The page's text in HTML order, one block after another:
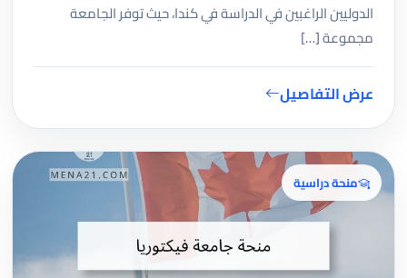
الدوليين الراغبين في الدراسة في كندا، حيث توفر الجامعة
مجموعة […]
عرض التفاصيل
منحة دراسية